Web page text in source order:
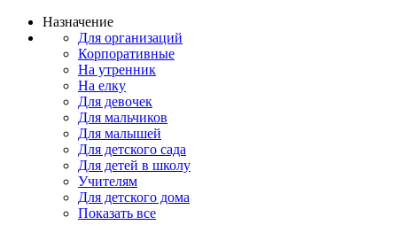
Назначение
Для организаций
Корпоративные
На утренник
На елку
Для девочек
Для мальчиков
Для малышей
Для детского сада
Для детей в школу
Учителям
Для детского дома
Показать все